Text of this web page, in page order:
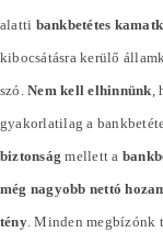
alatti bankbetétes
kibocsátásra kerülő
szó.Nem kell elhinnünk
gyakorlatilag a
biztonság mellett a
még nagyobb nettó
tény. Minden megbízónk